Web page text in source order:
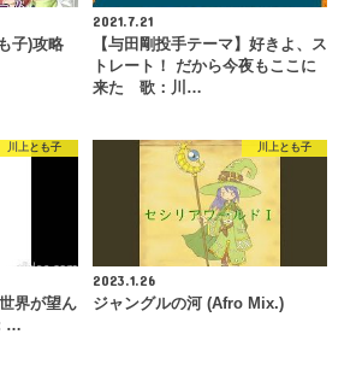
子)攻略
2021.7.21
【与田剛投手テーマ】好きよ、ス
トレート！ だから今夜もここに
来た 歌：川…
川上とも子
界が望ん
…
川上とも子
2023.1.26
ジャングルの河 (Afro Mix.)